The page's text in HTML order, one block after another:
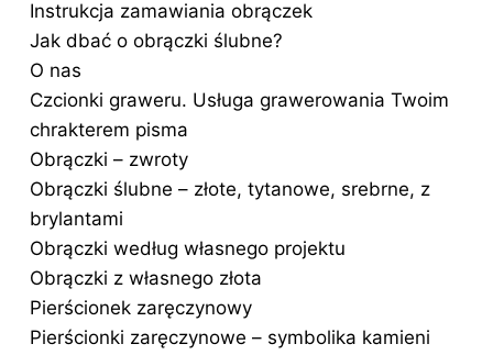
Instrukcja zamawiania obrączek
Jak dbać o obrączki ślubne?
O nas
Czcionki graweru. Usługa grawerowania Twoim
chrakterem pisma
Obrączki – zwroty
Obrączki ślubne – złote, tytanowe, srebrne, z
brylantami
Obrączki według własnego projektu
Obrączki z własnego złota
Pierścionek zaręczynowy
Pierścionki zaręczynowe – symbolika kamieni